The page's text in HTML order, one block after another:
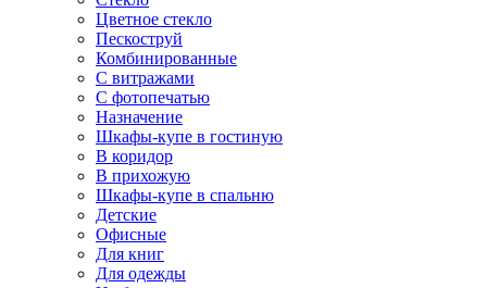
Цветное стекло
Пескоструй
Комбинированные
С витражами
С фотопечатью
Назначение
Шкафы-купе в гостиную
В коридор
В прихожую
Шкафы-купе в спальню
Детские
Офисные
Для книг
Для одежды